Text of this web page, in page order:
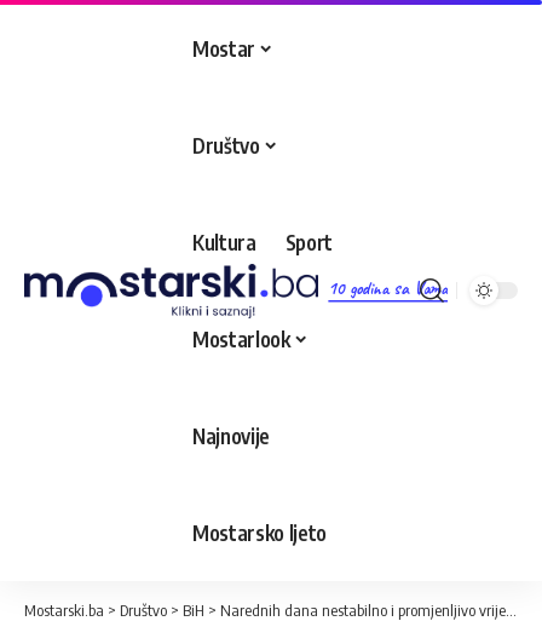
10 godina sa Vama
Mostar
Društvo
Kultura Sport
Mostarlook
Najnovije
Mostarsko ljeto
Mostarski.ba > Društvo > BiH > Narednih dana nestabilno i promjenljivo vrijeme